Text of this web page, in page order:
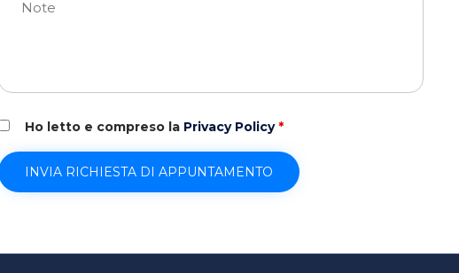
Ho letto e compreso la Privacy Policy *